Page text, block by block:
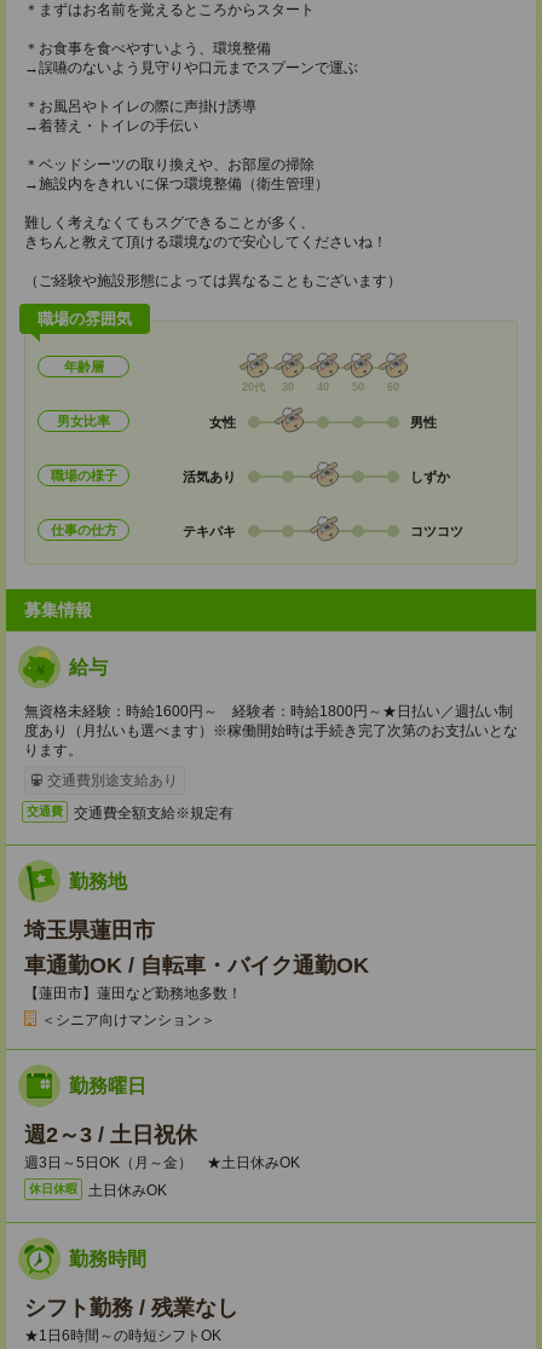
＊まずはお名前を覚えるところからスタート
＊お食事を食べやすいよう、環境整備
→誤嚥のないよう見守りや口元までスプーンで運ぶ
＊お風呂やトイレの際に声掛け誘導
→着替え・トイレの手伝い
＊ベッドシーツの取り換えや、お部屋の掃除
→施設内をきれいに保つ環境整備（衛生管理）
難しく考えなくてもスグできることが多く、
きちんと教えて頂ける環境なので安心してくださいね！
（ご経験や施設形態によっては異なることもございます）
職場の雰囲気
年齢層
20代 30 40 50 60
男女比率 女性 男性
職場の様子 活気あり しずか
仕事の仕方 テキパキ コツコツ
募集情報
給与
無資格未経験：時給1600円～ 経験者：時給1800円～★日払い／週払い制
度あり（月払いも選べます）※稼働開始時は手続き完了次第のお支払いとな
ります。
交通費別途支給あり
交通費 交通費全額支給※規定有
勤務地
埼玉県蓮田市
車通勤OK / 自転車・バイク通勤OK
【蓮田市】蓮田など勤務地多数！
＜シニア向けマンション＞
勤務曜日
週2～3 / 土日祝休
週3日～5日OK（月～金） ★土日休みOK
休日休暇 土日休みOK
勤務時間
シフト勤務 / 残業なし
★1日6時間～の時短シフトOK